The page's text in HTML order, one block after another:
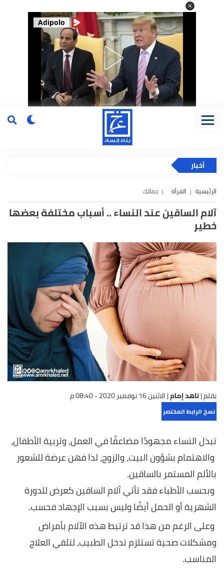
Adipolo
أخبار
الرئيسية المرأة جمالك
آلام الساقين عند النساء .. أسباب مختلفة بعضها
خطير
بقلم |ناهد إمام|الاثنين 16 نوفمبر 2020 - 08:40 م
نسخ الرابط المختصر
تبذل النساء مجهودًا مضاعفًا في العمل، وتربية الأطفال،
والاهتمام بشؤون البيت، والزوج، لذا فهن عرضة للشعور
بالألم المستمر بالساقين.
وبحسب الأطباء فقد تأتي آلام الساقين كعرض للدورة
الشهرية أو الحمل أيضًا وليس بسبب الإجهاد فحسب.
وعلى الرغم من هذا قد ترتبط هذه الآلام بأمراض
ومشكلات صحية تستلزم تدخل الطبيب، لتلقي العلاج
المناسب.